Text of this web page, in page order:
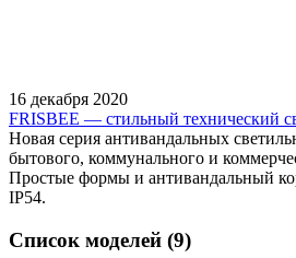
16 декабря 2020
FRISBEE — стильный технический
Новая серия антивандальных
бытового, коммунального и
Простые формы и антивандальный
IP54.
Список моделей (9)